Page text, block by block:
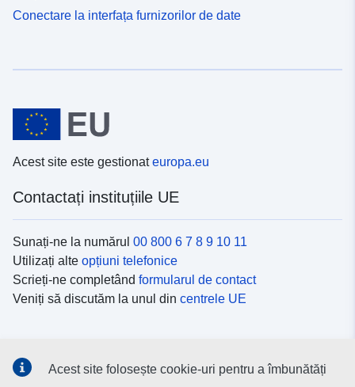
Conectare la interfața furnizorilor de date
Acest site este gestionateuropa.eu
Contactați instituțiile UE
Sunați-ne la numărul 00 800 6 7 8 9 10 11
Utilizați alte opțiuni telefonice
Scrieți-ne completând formularul de contact
Veniți să discutăm la unul din centrele UE
Acest site folosește cookie-uri pentru a îmbunătăți